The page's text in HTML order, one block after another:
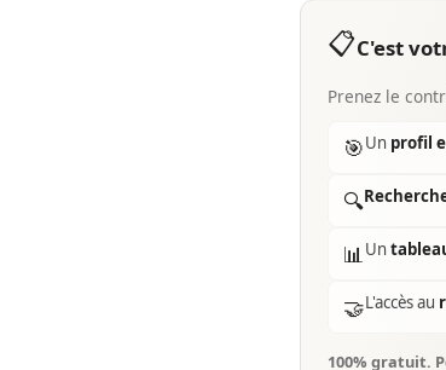
📋C'est
Prenez le
🎯Un profil
🔍
📊Un
🤝L'accès au
100% gratuit.